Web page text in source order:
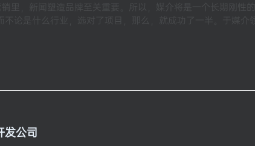
里，新闻塑造品牌至关重要。所以，媒介将是一个长期刚性的
论是什么行业，选对了项目，那么，就成功了一半。于媒介领
发公司